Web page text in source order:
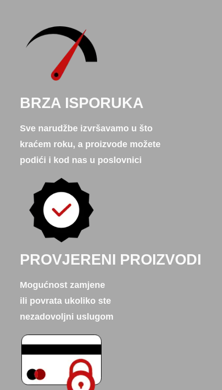
BRZA ISPORUKA
Sve narudžbe izvršavamo u što
kraćem roku, a proizvode možete
podići i kod nas u poslovnici
PROVJERENI PROIZVODI
Mogućnost zamjene
ili povrata ukoliko ste
nezadovoljni uslugom